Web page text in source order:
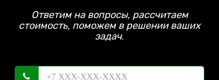
Ответим на вопросы, рассчитаем
стоимость, поможем в решении ваших
задач.